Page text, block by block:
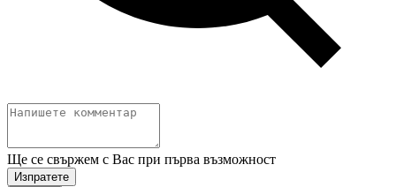
Ще се свържем с Вас при първа възможност
Изпратете